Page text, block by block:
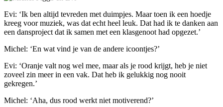
Evi: ‘Ik ben altijd tevreden met duimpjes. Maar toen ik een hoedje
kreeg voor muziek, was dat echt heel leuk. Dat had ik te danken aan
een dansproject dat ik samen met een klasgenoot had opgezet.’
Michel: ‘En wat vind je van de andere icoontjes?’
Evi: ‘Oranje valt nog wel mee, maar als je rood krijgt, heb je niet
zoveel zin meer in een vak. Dat heb ik gelukkig nog nooit
gekregen.’
Michel: ‘Aha, dus rood werkt niet motiverend?’